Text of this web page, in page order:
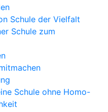
Schule der Vielfalt
Schule zum
Schule ohne Homo-